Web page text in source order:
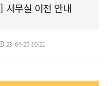
사무실 이전 안내
23-04-25 10:21